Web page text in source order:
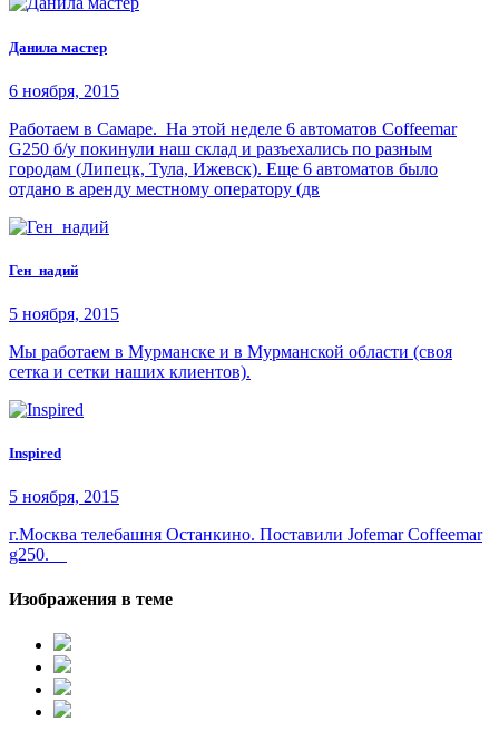
Данила мастер
6 ноября, 2015
Работаем в Самаре. На этой неделе 6 автоматов Coffeemar
G250 б/у покинули наш склад и разъехались по разным
городам (Липецк, Тула, Ижевск). Еще 6 автоматов было
отдано в аренду местному оператору (дв
Ген_надий
5 ноября, 2015
Мы работаем в Мурманске и в Мурманской области (своя
сетка и сетки наших клиентов).
Inspired
5 ноября, 2015
г.Москва телебашня Останкино. Поставили Jofemar Coffeemar
g250.
Изображения в теме